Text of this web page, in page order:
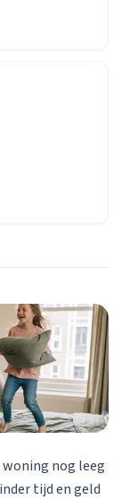
nog leeg
tijd en geld